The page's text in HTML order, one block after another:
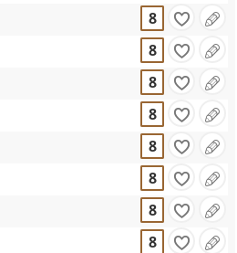
8
8
8
8
8
8
8
8